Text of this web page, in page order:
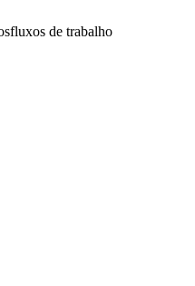
fluxos de trabalho